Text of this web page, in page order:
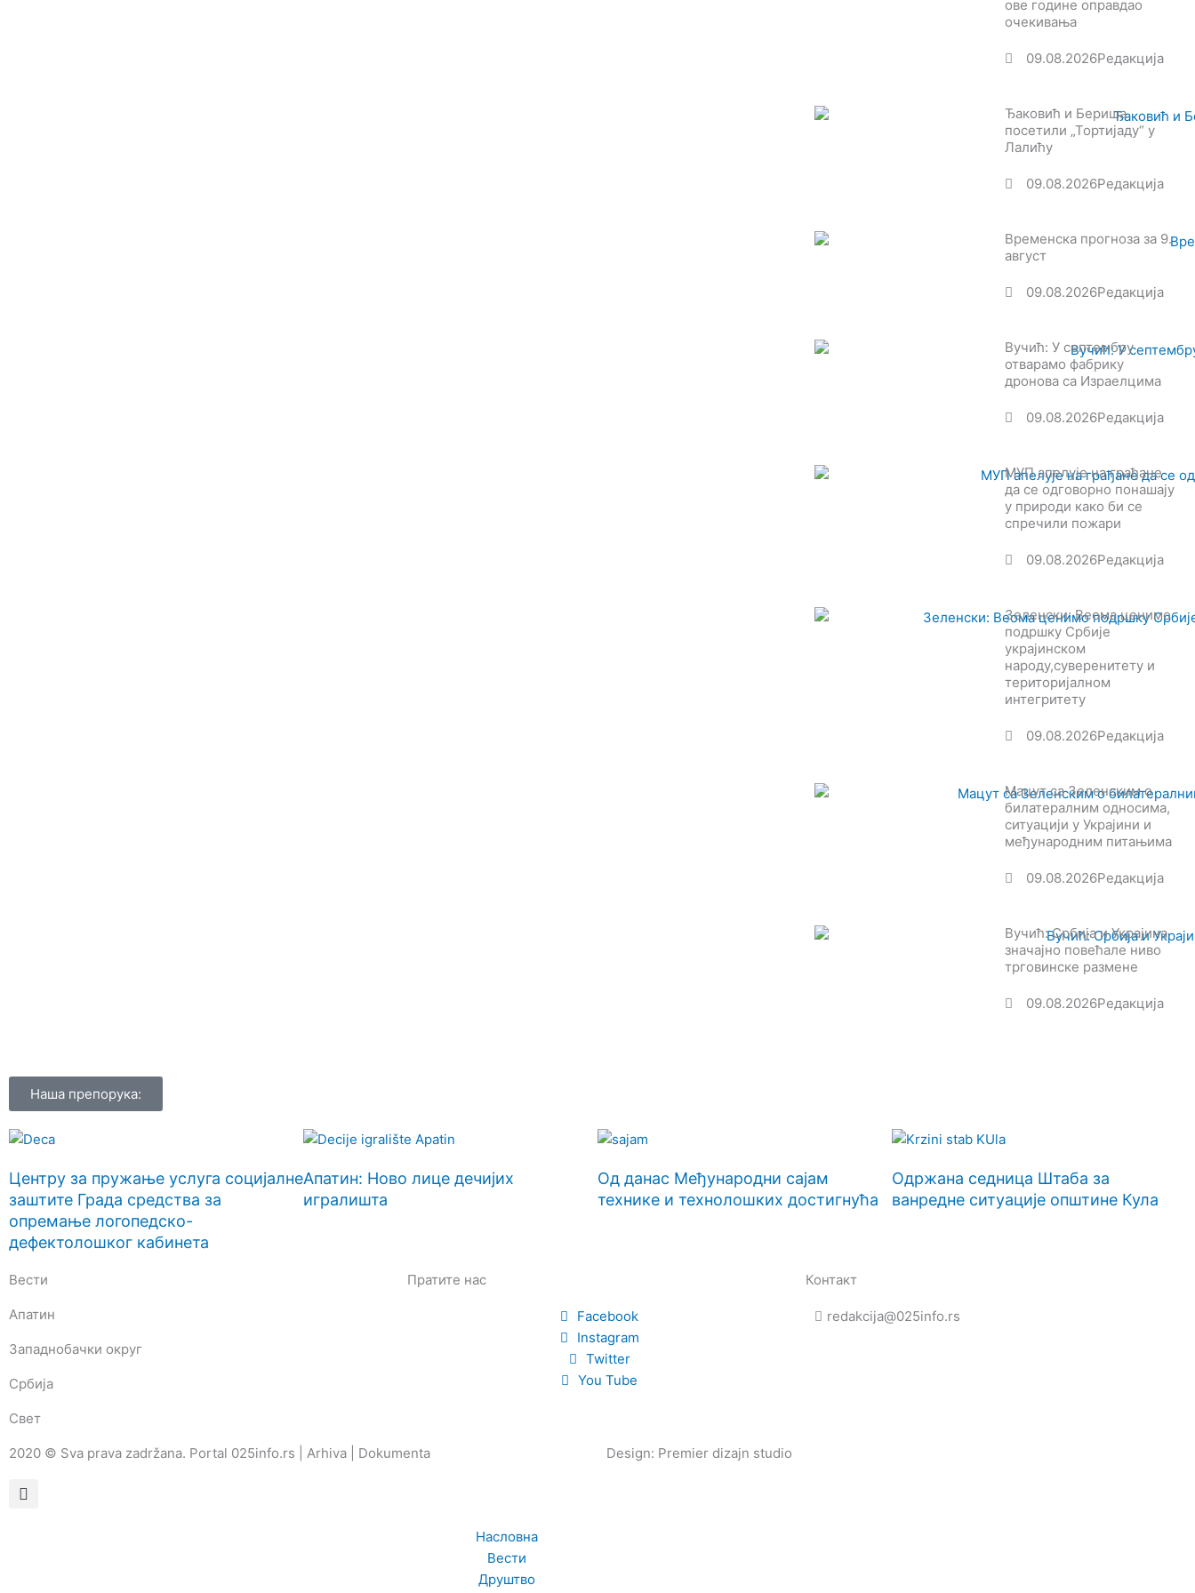
ове године оправдао
очекивања
09.08.2026Редакција
Ђаковић и Бериша
посетили „Тортијаду“ у
Лалићу
09.08.2026Редакција
Временска прогноза за 9.
август
09.08.2026Редакција
Вучић: У септембру
отварамо фабрику
дронова са Израелцима
09.08.2026Редакција
МУП апелује на грађане
да се одговорно понашају
у природи како би се
спречили пожари
09.08.2026Редакција
Зеленски: Веома ценимо
подршку Србије
украјинском
народу,суверенитету и
територијалном
интегритету
09.08.2026Редакција
Мацут са Зеленским о
билатералним односима,
ситуацији у Украјини и
међународним питањима
09.08.2026Редакција
Вучић: Србија и Украјина
значајно повећале ниво
трговинске размене
09.08.2026Редакција
Наша препорука:
Центру за пружање услуга социјалне
заштите Града средства за
опремање логопедско-
дефектолошког кабинета
Апатин: Ново лице дечијих
игралишта
Од данас Међународни сајам
технике и технолошких достигнућа
Одржана седница Штаба за
ванредне ситуације општине Кула
Вести
Апатин
Западнобачки округ
Србија
Свет
Пратите нас
Facebook
Instagram
Twitter
You Tube
Контакт
redakcija@025info.rs
2020 © Sva prava zadržana. Portal 025info.rs | Arhiva Dokumenta Design: Premier dizajn studio
Насловна
Вести
Друштво